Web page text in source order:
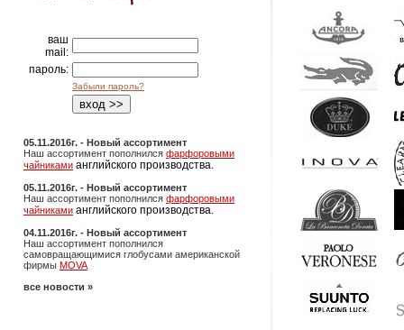
ваш
mail:
пароль:
Забыли пароль?
05.11.2016г. - Новый ассортимент
Наш ассортимент пополнился фарфоровыми
чайниками английского производства.
05.11.2016г. - Новый ассортимент
Наш ассортимент пополнился фарфоровыми
чайниками английского производства.
04.11.2016г. - Новый ассортимент
Наш ассортимент пополнился
самовращающимися глобусами американской
фирмы MOVA
все новости »